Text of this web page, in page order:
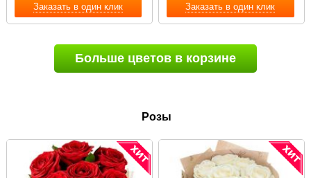
Заказать в один клик Заказать в один клик
Больше цветов в корзине
Розы